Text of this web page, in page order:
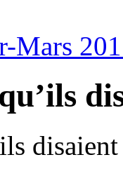
Mars
disaient